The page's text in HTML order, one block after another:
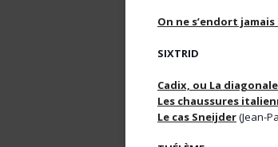
On ne s’endort jamais
SIXTRID
Cadix, ou La
Les chaussures
Le cas Sneijder(Jean-